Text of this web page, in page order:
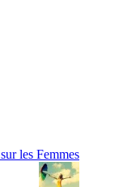
les Femmes